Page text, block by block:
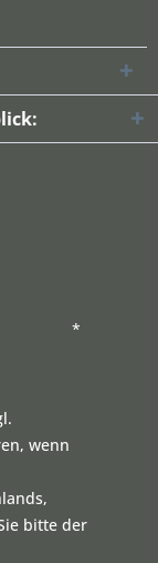
*
wenn
bitte der